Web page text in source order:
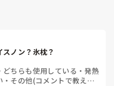
…
しょうか？
で突っぱねると、チームワー
で、せめてトイレやPトイレ
ノン？氷枕？
どちらも使用している ・ 発熱
・ その他(コメントで教えて